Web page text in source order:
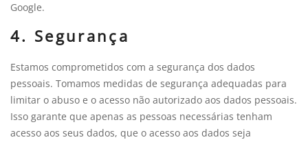
Google.
4. Segurança
Estamos comprometidos com a segurança dos dados
pessoais. Tomamos medidas de segurança adequadas para
limitar o abuso e o acesso não autorizado aos dados pessoais.
Isso garante que apenas as pessoas necessárias tenham
acesso aos seus dados, que o acesso aos dados seja